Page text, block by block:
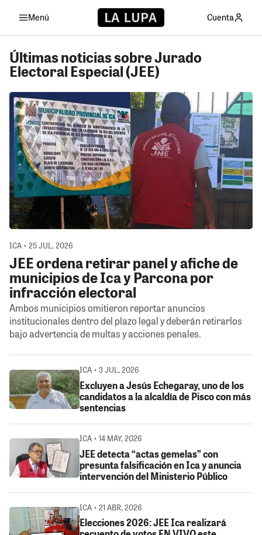
Menú Cuenta
Últimas noticias sobre Jurado
Electoral Especial (JEE)
ICA • 25 JUL, 2026
JEE ordena retirar panel y afiche de
municipios de Ica y Parcona por
infracción electoral
Ambos municipios omitieron reportar anuncios
institucionales dentro del plazo legal y deberán retirarlos
bajo advertencia de multas y acciones penales.
ICA • 3 JUL, 2026
Excluyen a Jesús Echegaray, uno de los
candidatos a la alcaldía de Pisco con más
sentencias
ICA • 14 MAY, 2026
JEE detecta “actas gemelas” con
presunta falsificación en Ica y anuncia
intervención del Ministerio Público
ICA • 21 ABR, 2026
Elecciones 2026: JEE Ica realizará